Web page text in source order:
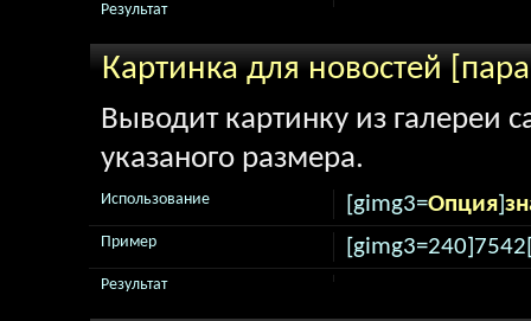
Результат
Картинка для новостей
Выводит картинку из галереи
указаного размера.
[gimg3=Опция]
Использование
Пример
Результат